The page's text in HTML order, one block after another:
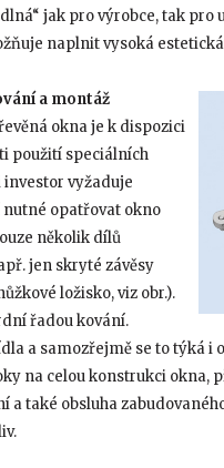
jak pro výrobce, tak pro
naplnit vysoká
a montáž
okna je k dispozici
použití speciálních
vyžaduje
opatřovat okno
několik dílů
jen skryté závěsy
ložisko, viz obr.).
řadou kování.
a samozřejmě se to týká
na celou konstrukci okna,
také obsluha